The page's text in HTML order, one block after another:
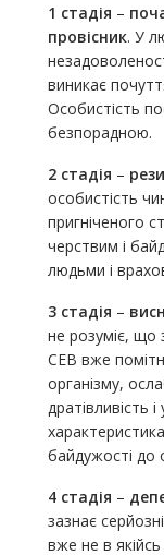
1 стадія –
провісник. У
виникає
Особистість
безпорадною.
2 стадія –
особистість
пригніченого
черствим і
людьми і
3 стадія –
не розуміє, що
СЕВ вже
організму,
дратівливість
байдужості до
4 стадія –
зазнає
вже не в